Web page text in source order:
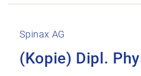
Spinax AG
(Kopie) Dipl.